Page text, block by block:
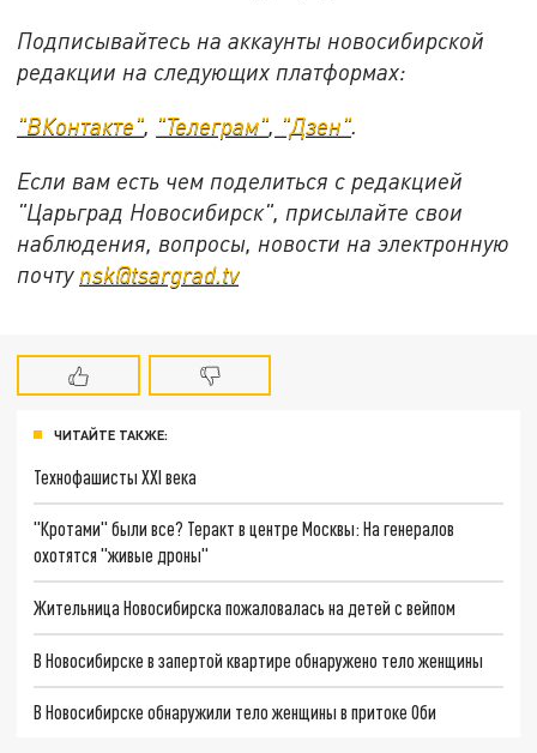
Подписывайтесь на аккаунты новосибирской
редакции на следующих платформах:
"ВКонтакте", "Телеграм", "Дзен".
Если вам есть чем поделиться с редакцией
"Царьград Новосибирск", присылайте свои
наблюдения, вопросы, новости на электронную
почту nsk@tsargrad.tv
ЧИТАЙТЕ ТАКЖЕ:
Технофашисты XXI века
"Кротами" были все? Теракт в центре Москвы: На генералов
охотятся "живые дроны"
Жительница Новосибирска пожаловалась на детей с вейпом
В Новосибирске в запертой квартире обнаружено тело женщины
В Новосибирске обнаружили тело женщины в притоке Оби